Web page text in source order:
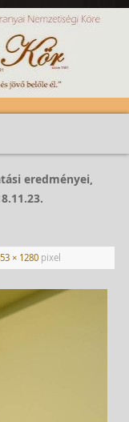
eredményei,
× 1280pixel